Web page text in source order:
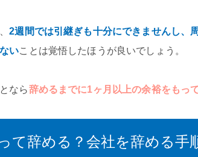
2週間では引継ぎも十分にできませんし、
いことは覚悟したほうが良いでしょう。
なら辞めるまでに1ヶ月以上の余裕をもっ
て辞める？会社を辞める手